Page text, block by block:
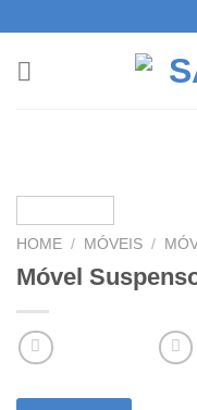
content
HOME / MÓVEIS /
Móvel